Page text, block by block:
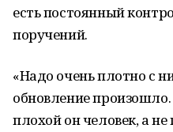
есть постоянный
поручений.
«Надо очень плотно с
обновление
плохой он человек, а